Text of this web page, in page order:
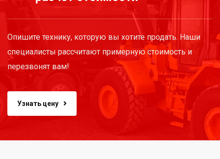
Опишите технику, которую вы хотите продать. Наши
специалисты рассчитают примерную стоимость и
перезвонят вам!
Узнать цену